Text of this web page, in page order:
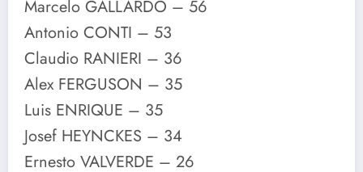
Marcelo GALLARDO – 56
Antonio CONTI – 53
Claudio RANIERI – 36
Alex FERGUSON – 35
Luis ENRIQUE – 35
Josef HEYNCKES – 34
Ernesto VALVERDE – 26